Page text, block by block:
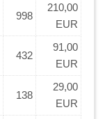
998
210,00
EUR
432
91,00
EUR
138
29,00
EUR